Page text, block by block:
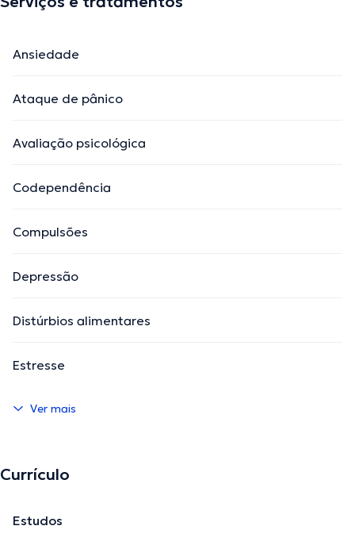
Ansiedade
Ataque de pânico
Avaliação psicológica
Codependência
Compulsões
Depressão
Distúrbios alimentares
Estresse
Ver mais
Currículo
Estudos